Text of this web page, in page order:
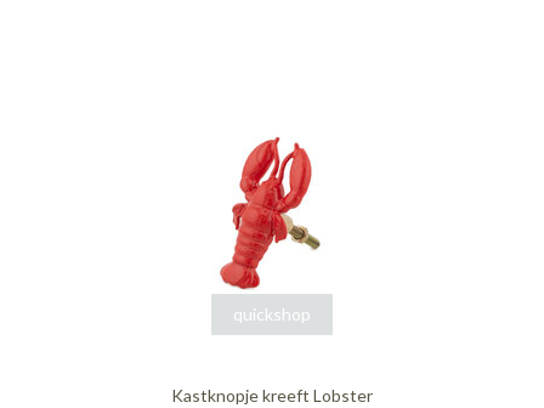
quickshop
Kastknopje kreeft Lobster